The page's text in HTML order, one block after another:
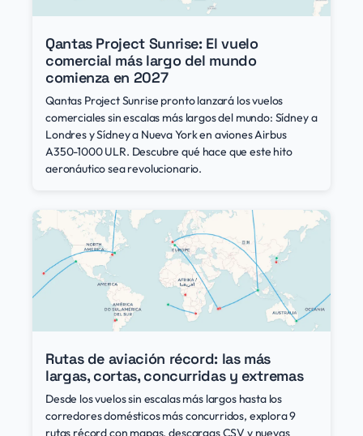
Qantas Project Sunrise: El vuelo
comercial más largo del mundo
comienza en 2027
Qantas Project Sunrise pronto lanzará los vuelos
comerciales sin escalas más largos del mundo: Sídney a
Londres y Sídney a Nueva York en aviones Airbus
A350-1000 ULR. Descubre qué hace que este hito
aeronáutico sea revolucionario.
Rutas de aviación récord: las más
largas, cortas, concurridas y extremas
Desde los vuelos sin escalas más largos hasta los
corredores domésticos más concurridos, explora 9
rutas récord con mapas, descargas CSV y nuevas